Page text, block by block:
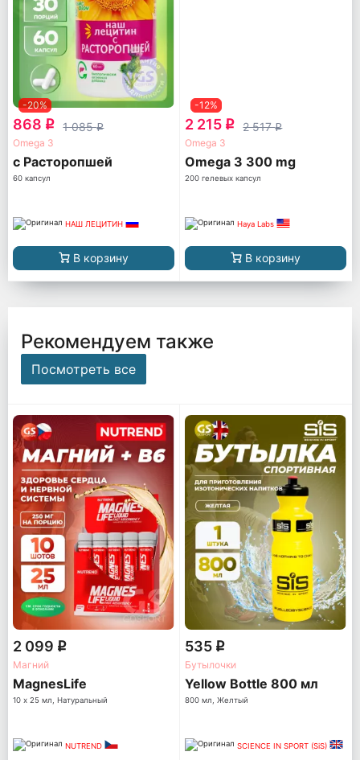
-20%
868 q 1 085q
Omega 3
с Расторопшей
60 капсул
НАШ ЛЕЦИТИН
В корзину
-12%
2 215 q 2 517q
Omega 3
Omega 3 300 mg
200 гелевых капсул
Haya Labs
В корзину
Рекомендуем также
Посмотреть все
2 099 q
Магний
MagnesLife
10 х 25 мл, Натуральный
NUTREND
535 q
Бутылочки
Yellow Bottle 800 мл
800 мл, Желтый
SCIENCE IN SPORT (SiS)